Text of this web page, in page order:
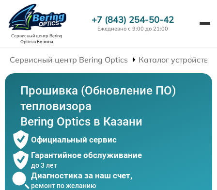
Сервисный центр Bering
Opticsв Казани
+7 (843) 254-50-42
Ежедневно с 9:00 до 21:00
Сервисный центр Bering Optics Каталог устройств
Прошивка (Обновление ПО)
тепловизора
Bering Optics в Казани
Официальный сервис
Гарантийное обслуживание
до 3 лет
Диагностика за наш счет,
ремонт по желанию